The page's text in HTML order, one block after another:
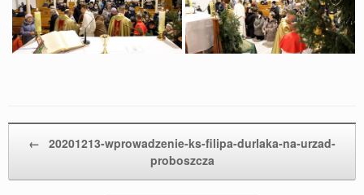
← 20201213-wprowadzenie-ks-filipa-durlaka-na-urzad-
proboszcza